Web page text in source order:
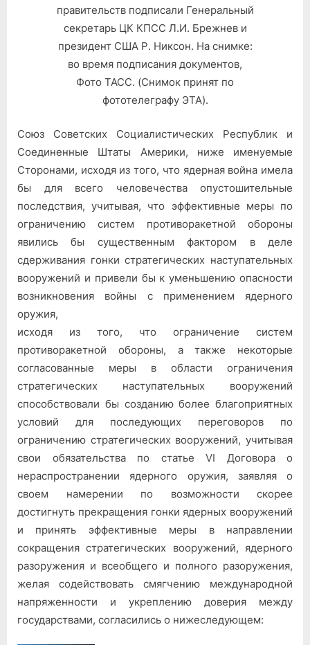
правительств подписали Генеральный
секретарь ЦК КПСС Л.И. Брежнев и
президент США Р. Никсон. На снимке:
во время подписания документов,
Фото ТАСС. (Снимок принят по
фототелеграфу ЭТА).
Союз Советских Социалистических Республик и
Соединенные Штаты Америки, ниже именуемые
Сторонами, исходя из того, что ядерная война имела
бы для всего человечества опустошительные
последствия, учитывая, что эффективные меры по
ограничению систем противоракетной обороны
явились бы существенным фактором в деле
сдерживания гонки стратегических наступательных
вооружений и привели бы к уменьшению опасности
возникновения войны с применением ядерного
оружия,
исходя из того, что ограничение систем
противоракетной обороны, а также некоторые
согласованные меры в области ограничения
стратегических наступательных вооружений
способствовали бы созданию более благоприятных
условий для последующих переговоров по
ограничению стратегических вооружений, учитывая
свои обязательства по статье VI Договора о
нераспространении ядерного оружия, заявляя о
своем намерении по возможности скорее
достигнуть прекращения гонки ядерных вооружений
и принять эффективные меры в направлении
сокращения стратегических вооружений, ядерного
разоружения и всеобщего и полного разоружения,
желая содействовать смягчению международной
напряженности и укреплению доверия между
государствами, согласились о нижеследующем: